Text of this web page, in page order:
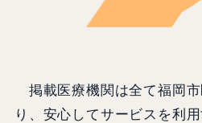
掲載医療機関は全て福岡
り、安心してサービスを利